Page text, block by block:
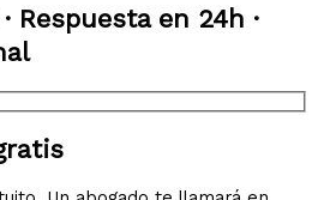
Respuesta en 24h ·